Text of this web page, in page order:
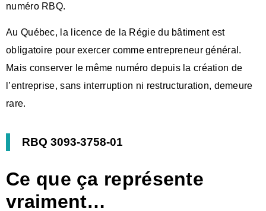
numéro RBQ.
Au Québec, la licence de la Régie du bâtiment est
obligatoire pour exercer comme entrepreneur général.
Mais conserver le même numéro depuis la création de
l’entreprise, sans interruption ni restructuration, demeure
rare.
RBQ 3093-3758-01
Ce que ça représente
vraiment…